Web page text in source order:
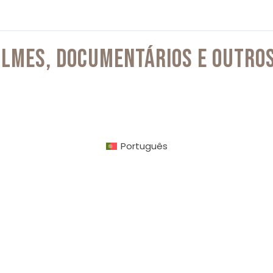
DOCUMENTÁRIOS E
Português